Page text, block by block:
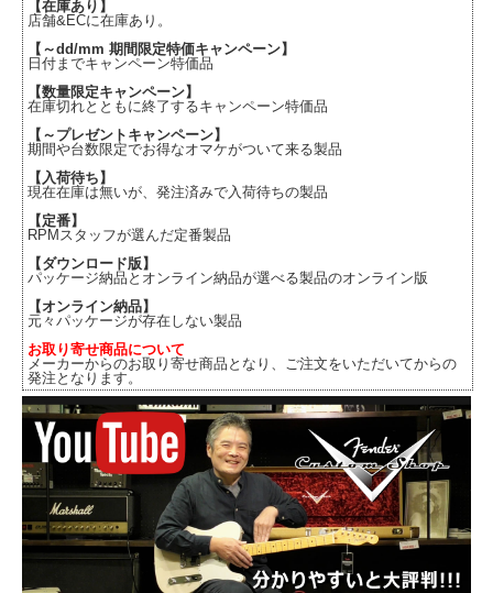
【在庫あり】
店舗&ECに在庫あり。
【～dd/mm 期間限定特価キャンペーン】
日付までキャンペーン特価品
【数量限定キャンペーン】
在庫切れとともに終了するキャンペーン特価品
【～プレゼントキャンペーン】
期間や台数限定でお得なオマケがついて来る製品
【入荷待ち】
現在在庫は無いが、発注済みで入荷待ちの製品
【定番】
RPMスタッフが選んだ定番製品
【ダウンロード版】
パッケージ納品とオンライン納品が選べる製品のオンライン版
【オンライン納品】
元々パッケージが存在しない製品
お取り寄せ商品について
メーカーからのお取り寄せ商品となり、ご注文をいただいてからの
発注となります。